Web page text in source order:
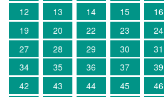
12
13 14 15 16
19
20 22 23 24
27
28 29 30 31
34
35 36 37 39
42
43 44 45 46